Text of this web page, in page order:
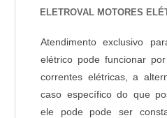
consideráveis em
aumentando a eficiência da
empresa que tem sido
no mercado por toda
fecha todo o ciclo de
seus parceiros. Saiba mais
ELETROVAL MOTORES
Atendimento exclusivo
elétrico pode funcionar
correntes elétricas, a
caso específico do que
ele pode pode ser